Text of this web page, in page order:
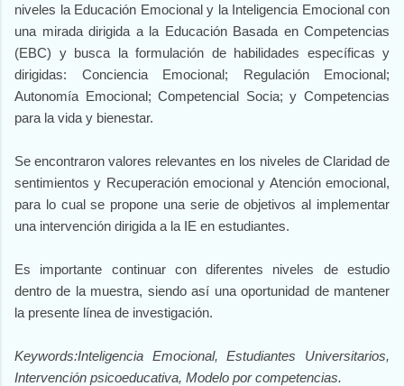
niveles la Educación Emocional y la Inteligencia Emocional con
una mirada dirigida a la Educación Basada en Competencias
(EBC) y busca la formulación de habilidades específicas y
dirigidas: Conciencia Emocional; Regulación Emocional;
Autonomía Emocional; Competencial Socia; y Competencias
para la vida y bienestar.
Se encontraron valores relevantes en los niveles de Claridad de
sentimientos y Recuperación emocional y Atención emocional,
para lo cual se propone una serie de objetivos al implementar
una intervención dirigida a la IE en estudiantes.
Es importante continuar con diferentes niveles de estudio
dentro de la muestra, siendo así una oportunidad de mantener
la presente línea de investigación.
Keywords:Inteligencia Emocional, Estudiantes Universitarios,
Intervención psicoeducativa, Modelo por competencias.